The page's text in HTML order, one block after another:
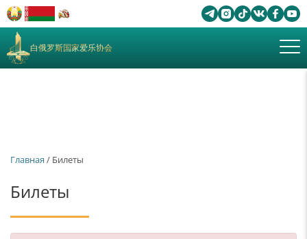
白俄罗斯国家爱乐协会
Главная / Билеты
Билеты